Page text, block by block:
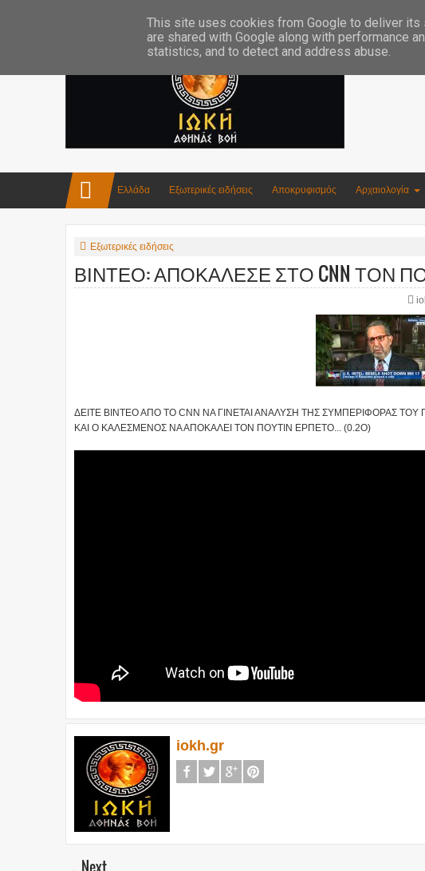
Ελλάδα Εξωτερικές ειδήσεις Αποκρυφισμός Αρχαιολογία
Εξωτερικές ειδήσεις
ΒΙΝΤΕΟ: ΑΠΟΚΑΛΕΣΕ ΣΤΟ CNN ΤΟΝ
ΔΕΙΤΕ ΒΙΝΤΕΟ ΑΠΟ ΤΟ CNN ΝΑ ΓΙΝΕΤΑΙ ΑΝΑΛΥΣΗ ΤΗΣ ΣΥΜΠΕΡΙΦΟΡΑΣ
ΚΑΙ Ο ΚΑΛΕΣΜΕΝΟΣ ΝΑ ΑΠΟΚΑΛΕΙ ΤΟΝ ΠΟΥΤΙΝ ΕΡΠΕΤΟ... (0.2Ο)
iokh.gr
This site uses cookies from Google to deliver its
are shared with Google along with performance
statistics, and to detect and address abuse.